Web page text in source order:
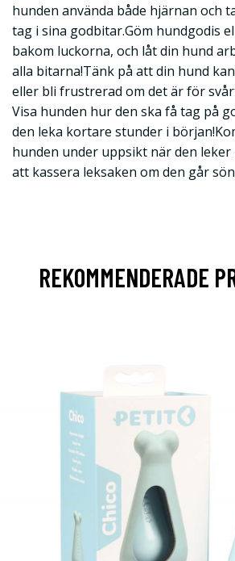
hunden använda både hjärnan och
tag i sina godbitar.Göm hundgodis
bakom luckorna, och låt din hund
alla bitarna!Tänk på att din hund
eller bli frustrerad om det är för
Visa hunden hur den ska få tag på
den leka kortare stunder i
hunden under uppsikt när den leker
att kassera leksaken om den går
REKOMMENDERADE